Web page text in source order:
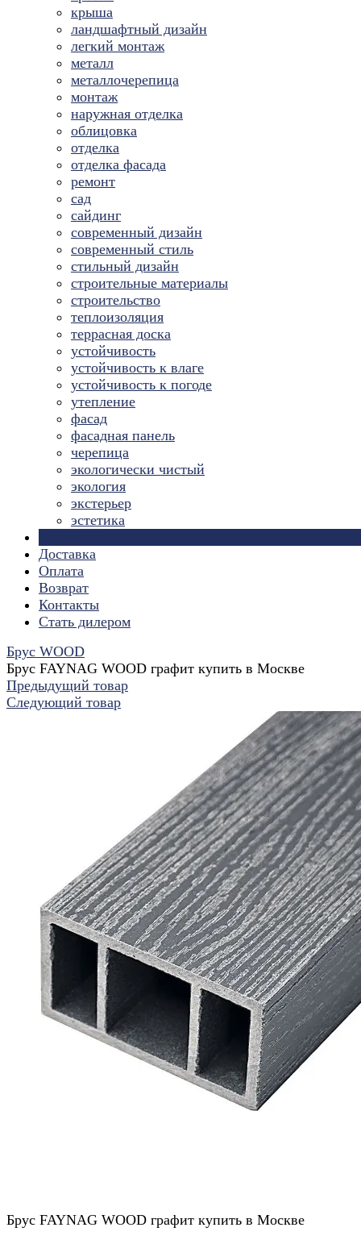
крыша
ландшафтный дизайн
легкий монтаж
металл
металлочерепица
монтаж
наружная отделка
облицовка
отделка
отделка фасада
ремонт
сад
сайдинг
современный дизайн
современный стиль
стильный дизайн
строительные материалы
строительство
теплоизоляция
террасная доска
устойчивость
устойчивость к влаге
устойчивость к погоде
утепление
фасад
фасадная панель
черепица
экологически чистый
экология
экстерьер
эстетика
Доставка
Оплата
Возврат
Контакты
Стать дилером
Брус WOOD
Брус FAYNAG WOOD графит купить в Москве
Предыдущий товар
Следующий товар
Брус FAYNAG WOOD графит купить в Москве